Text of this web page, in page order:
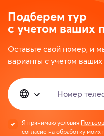
Подберем тур
с учетом ваших
Оставьте свой номер, и
варианты с учетом
Номер
Я принимаю условия
согласие на обработку моих